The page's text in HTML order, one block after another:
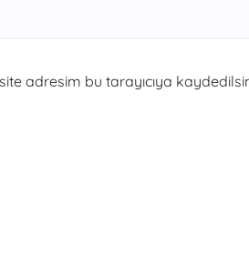
adresim bu tarayıcıya